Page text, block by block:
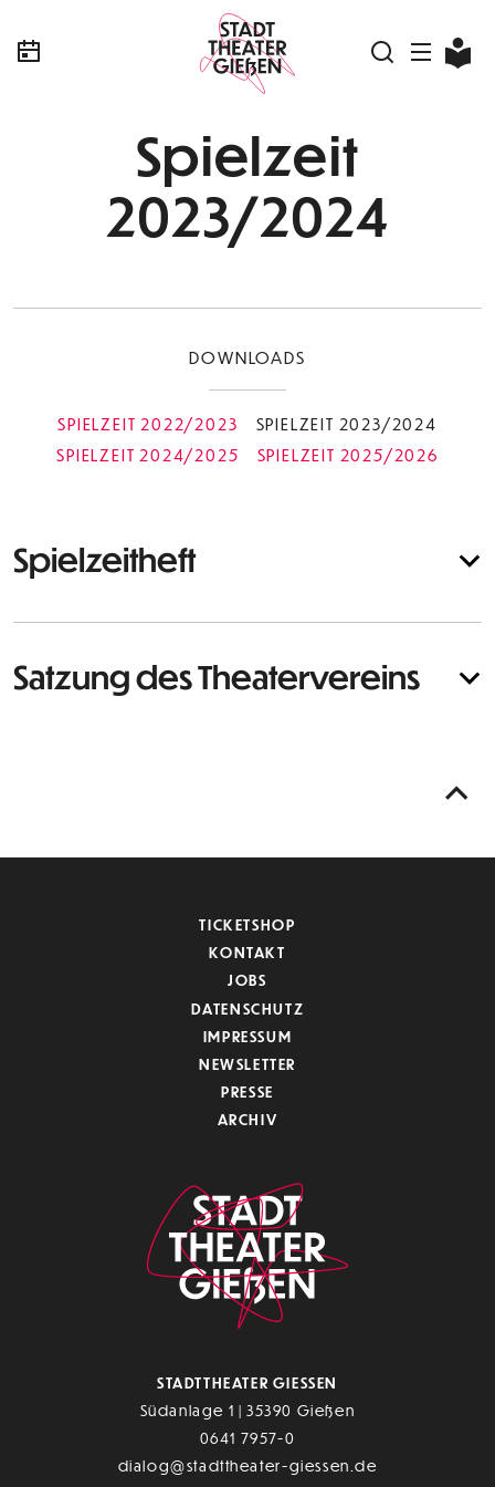
Spielzeit
2023/2024
DOWNLOADS
SPIELZEIT 2022/2023
SPIELZEIT 2023/2024
SPIELZEIT 2024/2025
SPIELZEIT 2025/2026
Spielzeitheft
Satzung des Theatervereins
TICKETSHOP
KONTAKT
JOBS
DATENSCHUTZ
IMPRESSUM
NEWSLETTER
PRESSE
ARCHIV
STADTTHEATER GIESSEN
Südanlage 1 | 35390 Gießen
0641 7957-0
dialog@stadttheater-giessen.de